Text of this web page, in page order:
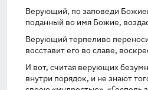
Верующий, по заповеди
поданный во имя Божие,
Верующий терпеливо
восставит его во славе,
И вот, считая верующих
внутри порядок, и не знают